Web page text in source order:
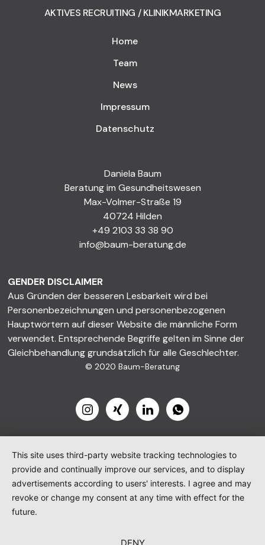
AKTIVES RECRUITING / KLINIKMARKETING
Home
Team
News
Impressum
Datenschutz
Daniela Baum
Beratung im Gesundheitswesen
Max-Volmer-Straße 19
40724 Hilden
+49 2103 33 38 90
info@baum-beratung.de
GENDER DISCLAIMER
Aus Gründen der besseren Lesbarkeit wird bei
Personenbezeichnungen und personenbezogenen
Hauptwörtern auf dieser Website die männliche Form
verwendet. Entsprechende Begriffe gelten im Sinne der
Gleichbehandlung grundsätzlich für alle Geschlechter.
© 2020 Baum-Beratung
This site uses third-party website tracking technologies to
provide and continually improve our services, and to display
advertisements according to users' interests. I agree and may
revoke or change my consent at any time with effect for the
future.